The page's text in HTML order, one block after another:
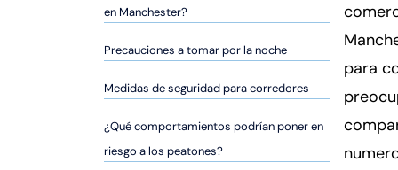
d
P
er
n
al
en Manchester?
Precauciones a tomar por la noche
Medidas de seguridad para corredores
¿Qué comportamientos podrían poner en
riesgo a los peatones?
para